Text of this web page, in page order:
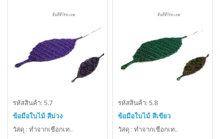
รหัสสินค้า: 5.7
ข้อมือใบไม้ สีม่วง
วัสดุ : ทำจากเชือกเท..
รหัสสินค้า: 5.8
ข้อมือใบไม้ สีเขียว
วัสดุ : ทำจากเชือกเท..